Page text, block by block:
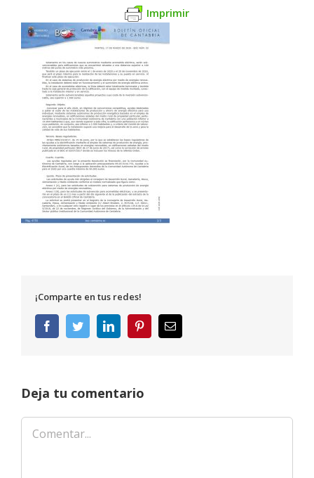
Imprimir
¡Comparte en tus redes!
FacebookTwitterLinkedInPinterestCorreo
electrónico
Deja tu comentario
Comentar